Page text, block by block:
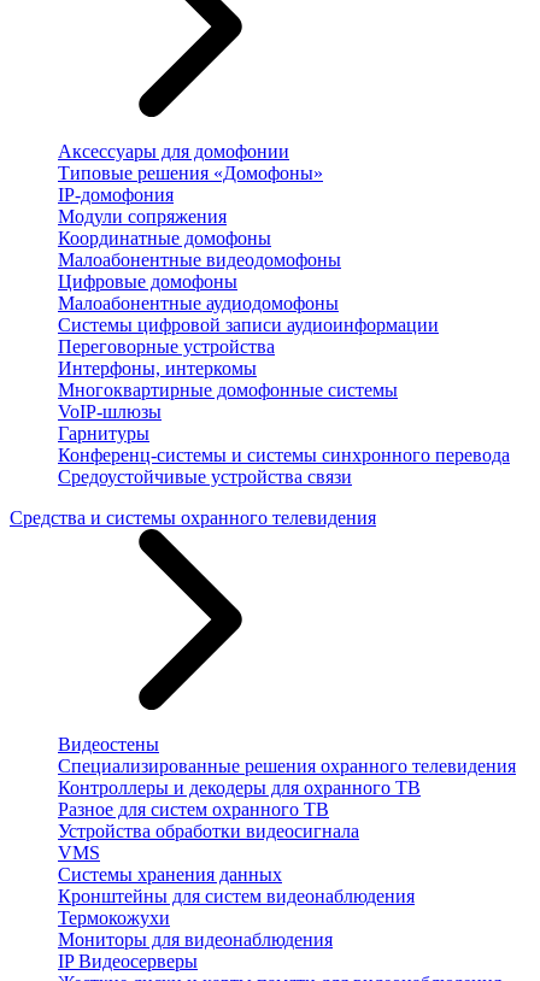
Аксессуары для домофонии
Типовые решения «Домофоны»
IP-домофония
Модули сопряжения
Координатные домофоны
Малоабонентные видеодомофоны
Цифровые домофоны
Малоабонентные аудиодомофоны
Системы цифровой записи аудиоинформации
Переговорные устройства
Интерфоны, интеркомы
Многоквартирные домофонные системы
VoIP-шлюзы
Гарнитуры
Конференц-системы и системы синхронного перевода
Средоустойчивые устройства связи
Средства и системы охранного телевидения
Видеостены
Специализированные решения охранного телевидения
Контроллеры и декодеры для охранного ТВ
Разное для систем охранного ТВ
Устройства обработки видеосигнала
VMS
Системы хранения данных
Кронштейны для систем видеонаблюдения
Термокожухи
Мониторы для видеонаблюдения
IP Видеосерверы